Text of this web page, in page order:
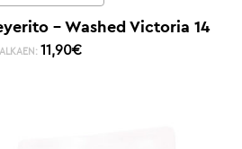
– Washed Victoria 14
ALKAEN: 11,90€